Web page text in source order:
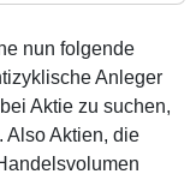
nun folgende
Anleger
Aktie zu suchen,
Also Aktien, die